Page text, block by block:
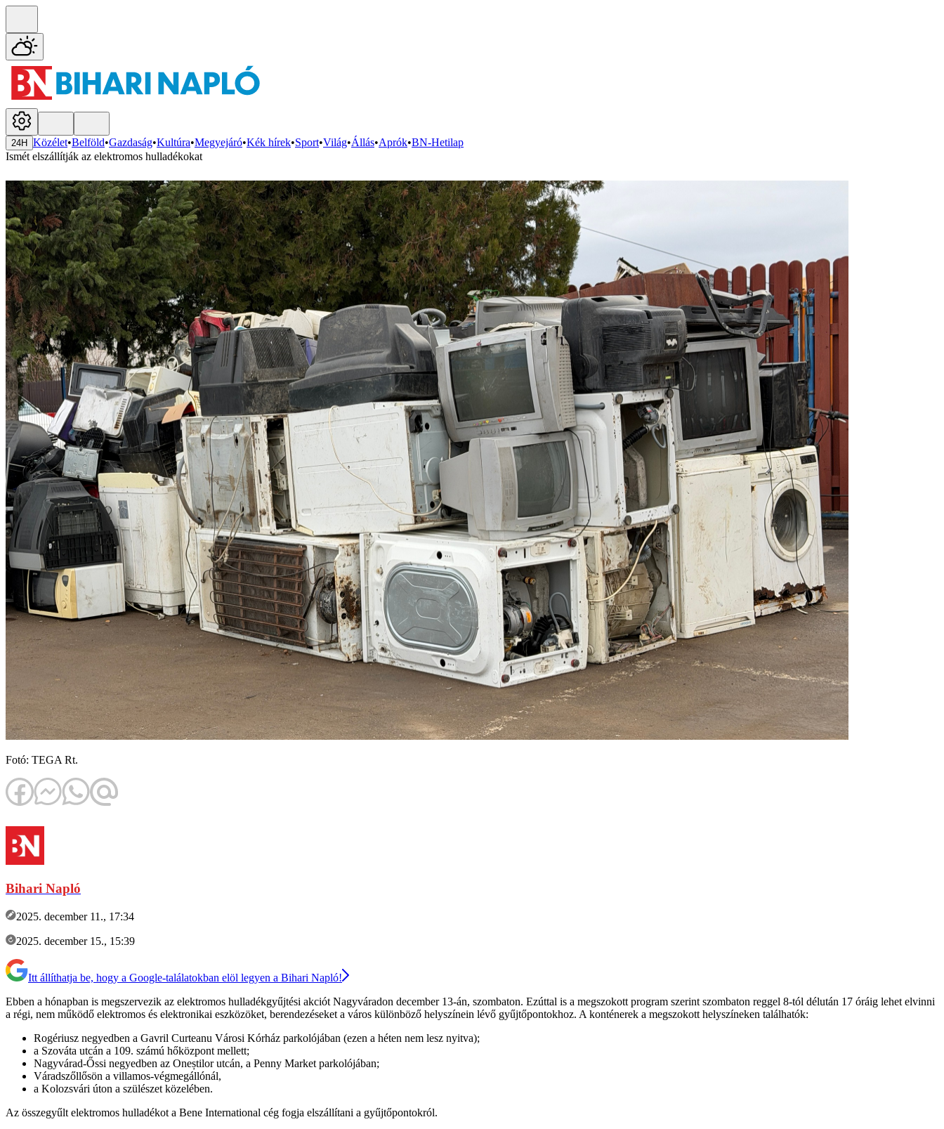
24H Közélet•Belföld•Gazdaság•Kultúra•Megyejáró•Kék hírek•Sport•Világ•Állás•Aprók•BN-Hetilap
Ismét elszállítják az elektromos hulladékokat
Fotó: TEGA Rt.
Bihari Napló
2025. december 11., 17:34
2025. december 15., 15:39
Itt állíthatja be, hogy a Google-találatokban elöl legyen a Bihari Napló!
Ebben a hónapban is megszervezik az elektromos hulladékgyűjtési akciót Nagyváradon december 13-án, szombaton. Ezúttal is a megszokott program szerint szombaton reggel 8-tól délután 17 óráig lehet elvinni
a régi, nem működő elektromos és elektronikai eszközöket, berendezéseket a város különböző helyszínein lévő gyűjtőpontokhoz. A konténerek a megszokott helyszíneken találhatók:
Rogériusz negyedben a Gavril Curteanu Városi Kórház parkolójában (ezen a héten nem lesz nyitva);
a Szováta utcán a 109. számú hőközpont mellett;
Nagyvárad-Őssi negyedben az Oneștilor utcán, a Penny Market parkolójában;
Váradszőllősön a villamos-végmegállónál,
a Kolozsvári úton a szülészet közelében.
Az összegyűlt elektromos hulladékot a Bene International cég fogja elszállítani a gyűjtőpontokról.